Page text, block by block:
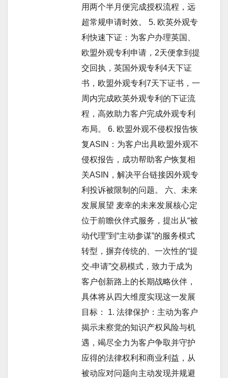
用两个半月便完成授权流程，远
超常规申请时效。 5. 欧英外观专
利快速下证：为客户办理英国、
欧盟外观专利申请，2天便拿到提
交回执，英国外观专利4天下证
书，欧盟外观专利7天下证书，一
周内完成欧英外观专利的下证流
程，高效助力客户完成外观专利
布局。 6. 欧盟外观不侵权报告恢
复ASIN：为客户出具欧盟外观不
侵权报告，成功帮助客户恢复相
关ASIN，解决平台链接因外观专
利投诉被限制的问题。 六、未来
发展展望 麦幸的未来发展核心定
位于前瞻伙伴式服务，提出从“被
动代理”到“主动参谋”的服务模式
转型，摒弃传统的、一次性的“提
交-申请”交易模式，致力于成为
客户创新路上的长期战略伙伴，
具体将从四大维度实现这一发展
目标： 1. 法律保护：主动为客户
揭示未察觉的知识产权风险与机
遇，竭尽全力为客户争取并守护
应得的法律权利和商业利益，从
被动应对问题向主动发现并规避